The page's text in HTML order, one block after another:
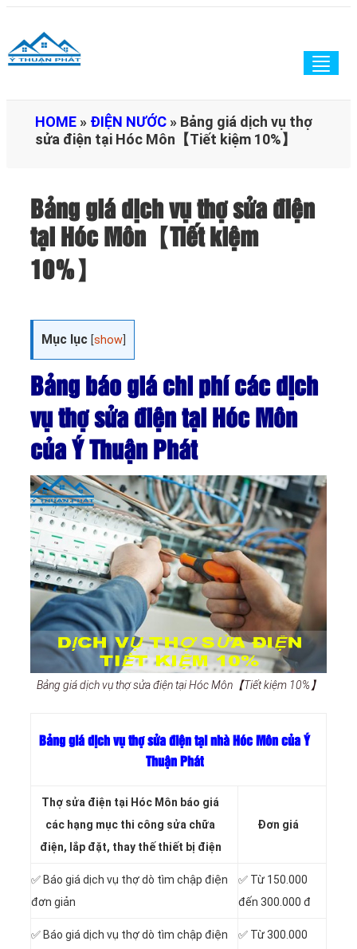
HOME » ĐIỆN NƯỚC » Bảng giá dịch vụ thợ
sửa điện tại Hóc Môn【Tiết kiệm 10%】
Bảng giá dịch vụ thợ sửa điện
tại Hóc Môn【Tiết kiệm
10%】
Mục lục [show
Bảng báo giá chi phí các dịch
vụ thợ sửa điện tại Hóc Môn
của Ý Thuận Phát
Bảng giá dịch vụ thợ sửa điện tại Hóc Môn【Tiết kiệm 10%】
Bảng giá dịch vụ thợ sửa điện tại nhà Hóc Môn của Ý
Thuận Phát
Thợ sửa điện tại Hóc Môn báo giá
các hạng mục thi công sửa chữa
điện, lắp đặt, thay thế thiết bị điện
Đơn giá
✅ Báo giá dịch vụ thợ dò tìm chập điện
đơn giản
✅ Từ 150.000
đến 300.000 đ
✅ Báo giá dịch vụ thợ dò tìm chập điện
✅ Từ 300.000